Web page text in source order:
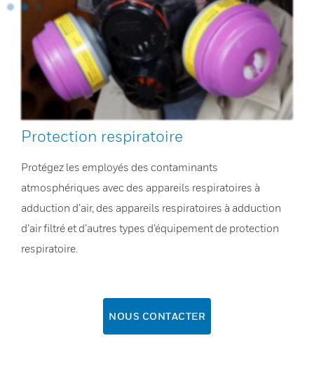
Protection respiratoire
Protégez les employés des contaminants
atmosphériques avec des appareils respiratoires à
adduction d’air, des appareils respiratoires à adduction
d’air filtré et d’autres types d’équipement de protection
respiratoire.
NOUS CONTACTER